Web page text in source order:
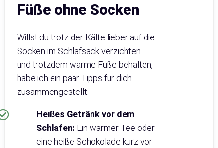
Füße ohne Socken
Willst du trotz der Kälte lieber auf die
Socken im Schlafsack verzichten
und trotzdem warme Füße behalten,
habe ich ein paar Tipps für dich
zusammengestellt:
Heißes Getränk vor dem
Schlafen: Ein warmer Tee oder
eine heiße Schokolade kurz vor